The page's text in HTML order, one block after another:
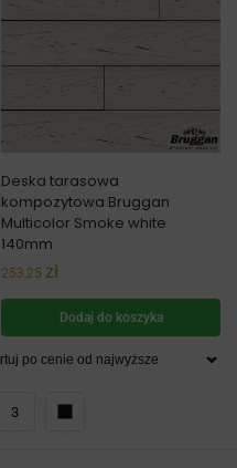
Deska tarasowa
kompozytowa Bruggan
Multicolor Smoke white
140mm
253,25 zł
Dodaj do koszyka
3